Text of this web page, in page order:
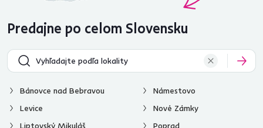
Predajne po celom Slovensku
Bánovce nad Bebravou
Levice
Liptovský Mikuláš
Námestovo
Nové Zámky
Poprad